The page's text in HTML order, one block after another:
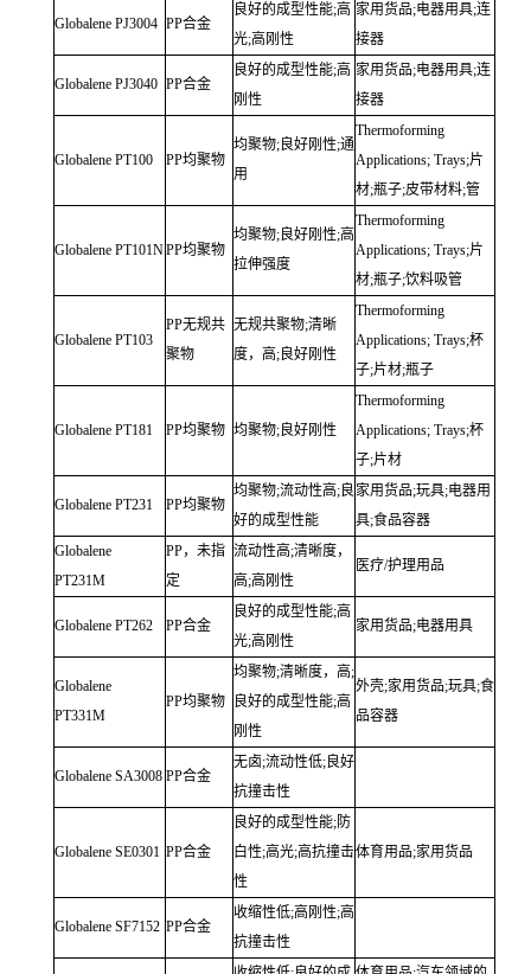
Globalene PJ3004 PP合金
良好的成型性能;高
光;高刚性
家用货品;电器用具;连
接器
Globalene PJ3040 PP合金
良好的成型性能;高
刚性
家用货品;电器用具;连
接器
Globalene PT100 PP均聚物
均聚物;良好刚性;通
用
Thermoforming
Applications; Trays;片
材;瓶子;皮带材料;管
Globalene PT101NPP均聚物
均聚物;良好刚性;高
拉伸强度
Thermoforming
Applications; Trays;片
材;瓶子;饮料吸管
Globalene PT103
PP无规共
聚物
无规共聚物;清晰
度，高;良好刚性
Thermoforming
Applications; Trays;杯
子;片材;瓶子
Globalene PT181 PP均聚物 均聚物;良好刚性
Thermoforming
Applications; Trays;杯
子;片材
Globalene PT231 PP均聚物
均聚物;流动性高;良
好的成型性能
家用货品;玩具;电器用
具;食品容器
Globalene
PT231M
PP，未指
定
流动性高;清晰度，
高;高刚性
医疗/护理用品
Globalene PT262 PP合金
良好的成型性能;高
光;高刚性
家用货品;电器用具
Globalene
PT331M
PP均聚物
均聚物;清晰度，高;
良好的成型性能;高
刚性
外壳;家用货品;玩具;食
品容器
Globalene SA3008 PP合金
无卤;流动性低;良好
抗撞击性
Globalene SE0301 PP合金
良好的成型性能;防
白性;高光;高抗撞击
性
体育用品;家用货品
Globalene SF7152 PP合金
收缩性低;高刚性;高
抗撞击性